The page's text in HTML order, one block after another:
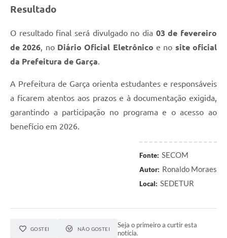
Resultado
O resultado final será divulgado no dia 03 de fevereiro
de 2026, no Diário Oficial Eletrônico e no site oficial
da Prefeitura de Garça.
A Prefeitura de Garça orienta estudantes e responsáveis
a ficarem atentos aos prazos e à documentação exigida,
garantindo a participação no programa e o acesso ao
benefício em 2026.
Fonte: SECOM
Autor: Ronaldo Moraes
Local: SEDETUR
GOSTEI NÃO GOSTEI
Seja o primeiro a curtir esta
notícia.